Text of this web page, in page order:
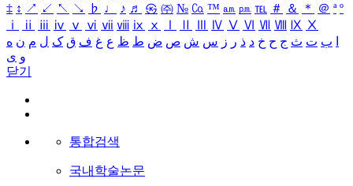
‡ ↕ ↗ ↙ ↖ ↘ ♭ ♩ ♪ ♬ ㉿ ㈜ № ㏇ ™ ㏂ ㏘ ℡ ＃ ＆ ＊ ＠ ª º
ⅰ
ⅱ ⅲ ⅳ ⅴ ⅵ ⅶ ⅷ ⅸ ⅹ Ⅳ Ⅴ Ⅵ Ⅶ Ⅷ Ⅸ Ⅹ
ب ت ث ج ح خ د ذ ر ز س ش ص ض ط ظ ع غ ف ق ک ل م ن ه
و ی
닫기
통합검색
국내학술논문